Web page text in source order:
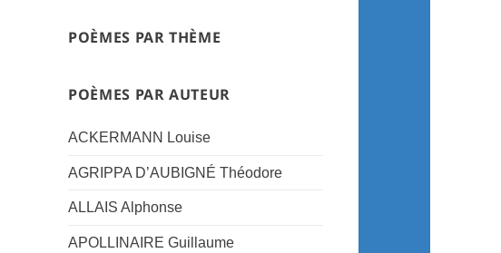
POÈMES PAR THÈME
POÈMES PAR AUTEUR
ACKERMANN Louise
AGRIPPA D’AUBIGNÉ Théodore
ALLAIS Alphonse
APOLLINAIRE Guillaume